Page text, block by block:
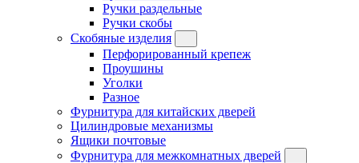
Ручки раздельные
Ручки скобы
Скобяные изделия
Перфорированный крепеж
Проушины
Уголки
Разное
Фурнитура для китайских дверей
Цилиндровые механизмы
Ящики почтовые
Фурнитура для межкомнатных дверей